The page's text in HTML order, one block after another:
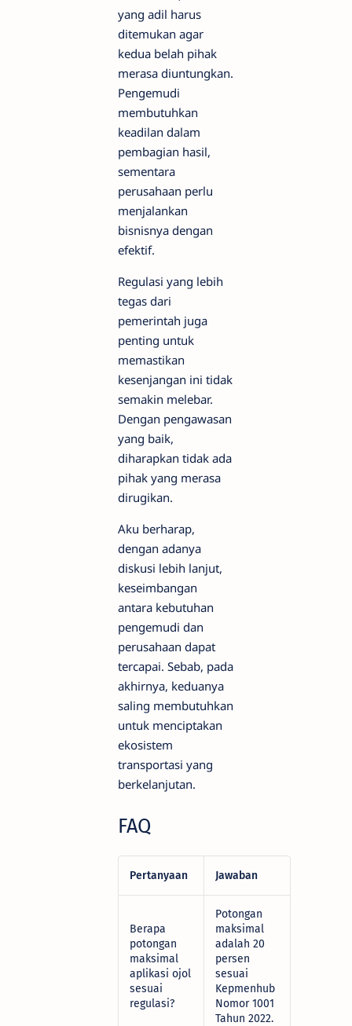
yang adil harus
ditemukan agar
kedua belah pihak
merasa diuntungkan.
Pengemudi
membutuhkan
keadilan dalam
pembagian hasil,
sementara
perusahaan perlu
menjalankan
bisnisnya dengan
efektif.
Regulasi yang lebih
tegas dari
pemerintah juga
penting untuk
memastikan
kesenjangan ini tidak
semakin melebar.
Dengan pengawasan
yang baik,
diharapkan tidak ada
pihak yang merasa
dirugikan.
Aku berharap,
dengan adanya
diskusi lebih lanjut,
keseimbangan
antara kebutuhan
pengemudi dan
perusahaan dapat
tercapai. Sebab, pada
akhirnya, keduanya
saling membutuhkan
untuk menciptakan
ekosistem
transportasi yang
berkelanjutan.
FAQ
Pertanyaan Jawaban
Berapa
potongan
maksimal
aplikasi ojol
sesuai
regulasi?
Potongan
maksimal
adalah 20
persen
sesuai
Kepmenhub
Nomor 1001
Tahun 2022.